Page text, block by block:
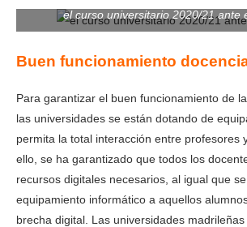
el curso universitario 2020/21 ante
Buen funcionamiento
Para garantizar el buen funcionamiento de
las universidades se están dotando de
permita la total interacción entre profesores
ello, se ha garantizado que todos los
recursos digitales necesarios, al igual que
equipamiento informático a aquellos
brecha digital. Las universidades